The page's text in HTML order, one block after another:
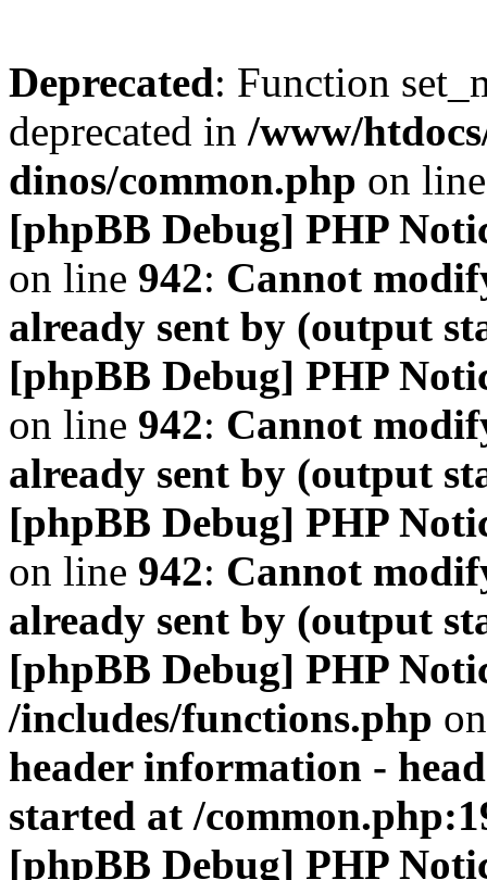
Deprecated: Function
deprecated in /www/
dinos/common.php on
[phpBB Debug] PHP
on line 942: Cannot
already sent by (output
[phpBB Debug] PHP
on line 942: Cannot
already sent by (output
[phpBB Debug] PHP
on line 942: Cannot
already sent by (output
[phpBB Debug] PHP
/includes/functions.php
header information -
started at /
[phpBB Debug] PHP